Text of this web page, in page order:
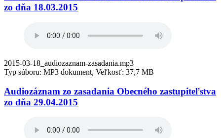
zo dňa 18.03.2015
2015-03-18_audiozaznam-zasadania.mp3
Typ súboru: MP3 dokument, Veľkosť: 37,7 MB
Audiozáznam zo zasadania Obecného zastupiteľstva
zo dňa 29.04.2015